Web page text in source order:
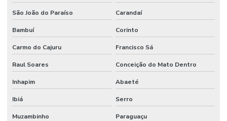
São João do Paraíso Carandaí
Bambuí Corinto
Carmo do Cajuru Francisco Sá
Raul Soares Conceição do Mato Dentro
Inhapim Abaeté
Ibiá Serro
Muzambinho Paraguaçu